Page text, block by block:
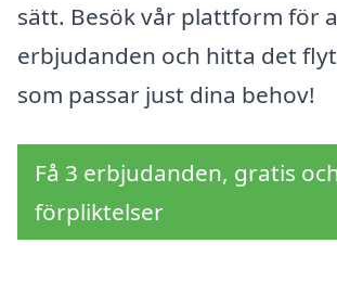
sätt. Besök vår plattform för
erbjudanden och hitta det
som passar just dina behov!
Få 3 erbjudanden, gratis
förpliktelser